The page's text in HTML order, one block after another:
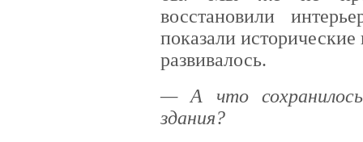
восстановили
показали
развивалось.
— А что сохранилось
здания?